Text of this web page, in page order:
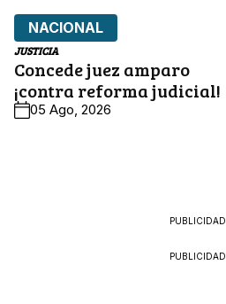
NACIONAL
JUSTICIA
Concede juez amparo
¡contra reforma judicial!
05 Ago, 2026
PUBLICIDAD
PUBLICIDAD